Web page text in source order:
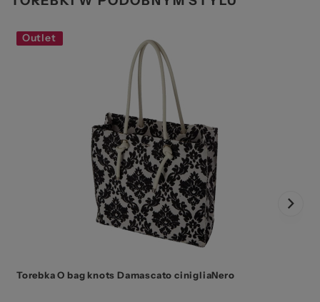
Outlet
Torebka O bag knots Damascato cinigliaNero